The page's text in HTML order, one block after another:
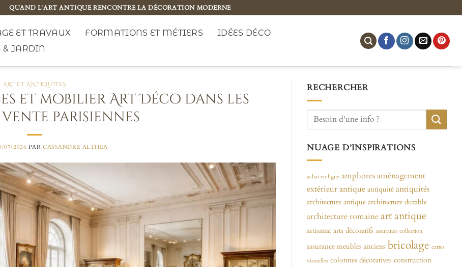
QUAND L’ART ANTIQUE RENCONTRE LA DÉCORATION MODERNE
ET TRAVAUX FORMATIONS ET MÉTIERS
IDÉES DÉCO
JARDIN
ART ET ANTIQUITÉS
et mobilier Art Déco dans les
parisiennes
07/2026 PARCASSANDRE ALTHEA
RECHERCHER
NUAGE D’INSPIRATIONS
achat en ligne amphoresaménagement
extérieurantique antiquité antiquités
architecture antique architecture durable
architecture romaineart antique
artisanat arts décoratifs assurance collection
assurance meubles anciens bricolage cartes
virtuelles colonnes décoratives construction